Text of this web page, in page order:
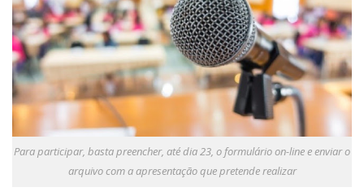
Transferência de Tecnologia
Empresas Juniores
Extensão à Comunidade
Projetos, Programas e Cursos
Artes, Cultura e Esportes
Museus e Espaços Interativos
Bibliotecas
Apoio ao Estudante
Para participar, basta preencher, até dia 23, o formulário on-line e enviar o
arquivo com a apresentação que pretende realizar